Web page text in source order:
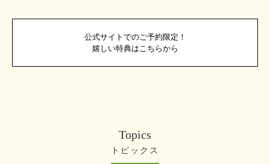
公式サイトでのご予約限定！
嬉しい特典はこちらから
Topics
トピックス